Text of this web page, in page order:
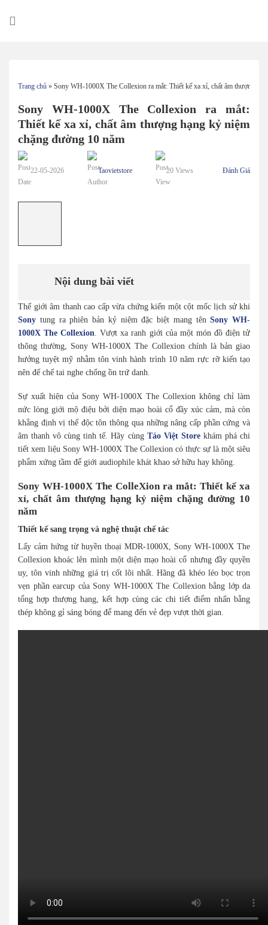
Trang chủ » Sony WH-1000X The Collexion ra mắt: Thiết kế xa xỉ, chất âm thượng
Sony WH-1000X The Collexion ra mắt:
Thiết kế xa xỉ, chất âm thượng hạng kỷ niệm
chặng đường 10 năm
22-05-2026 Taovietstore 20 Views Đánh Giá
Nội dung bài viết
Thế giới âm thanh cao cấp vừa chứng kiến một cột mốc lịch sử khi
Sony tung ra phiên bản kỷ niệm đặc biệt mang tênSony WH-
1000X The Collexion . Vượt xa ranh giới của một món đồ điện tử
thông thường, Sony WH-1000X The Collexion chính là bản giao
hưởng tuyệt mỹ nhằm tôn vinh hành trình 10 năm rực rỡ kiến tạo
nên đế chế tai nghe chống ồn trứ danh.
Sự xuất hiện của Sony WH-1000X The Collexion không chỉ làm
nức lòng giới mộ điệu bởi diện mạo hoài cổ đầy xúc cảm, mà còn
khẳng định vị thế độc tôn thông qua những nâng cấp phần cứng và
âm thanh vô cùng tinh tế. Hãy cùng Táo Việt Storekhám phá chi
tiết xem liệu Sony WH-1000X The Collexion có thực sự là một siêu
phẩm xứng tầm để giới audiophile khát khao sở hữu hay không.
Sony WH-1000X The ColleXion ra mắt: Thiết kế xa
xỉ, chất âm thượng hạng kỷ niệm chặng đường 10
năm
Thiết kế sang trọng và nghệ thuật chế tác
Lấy cảm hứng từ huyền thoại MDR-1000X, Sony WH-1000X The
Collexion khoác lên mình một diện mạo hoài cổ nhưng đầy quyền
uy, tôn vinh những giá trị cốt lõi nhất. Hãng đã khéo léo bọc trọn
vẹn phần earcup của Sony WH-1000X The Collexion bằng lớp da
tổng hợp thượng hạng, kết hợp cùng các chi tiết điểm nhấn bằng
thép không gỉ sáng bóng để mang đến vẻ đẹp vượt thời gian.